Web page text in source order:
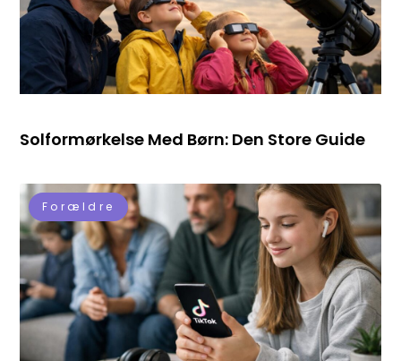
Solformørkelse Med Børn: Den Store Guide
Forældre